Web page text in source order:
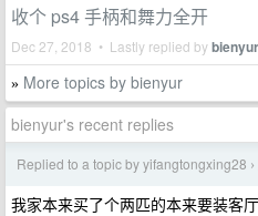
收个 ps4 手柄和舞力全开
Dec 27, 2018 • Lastly replied bybienyur
» More topics by bienyur
bienyur's recent replies
Replied to a topic by yifangtongxing28 ›
我家本来买了个两匹的本来要装客